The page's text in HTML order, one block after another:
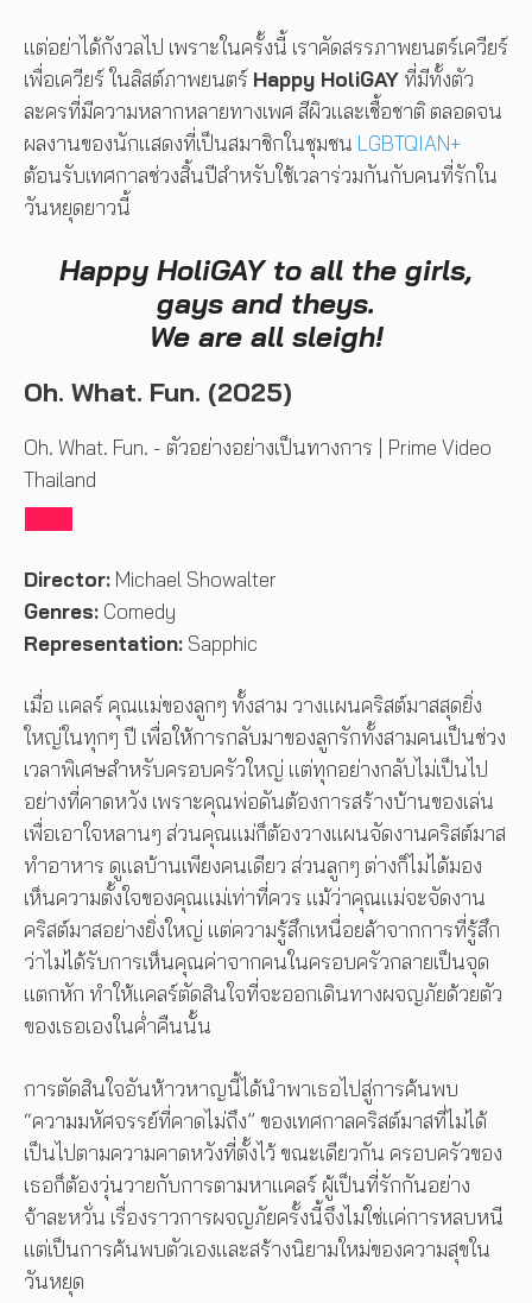
แต่อย่าได้กังวลไป เพราะในครั้งนี้ เราคัดสรรภาพยนตร์เควียร์
เพื่อเควียร์ ในลิสต์ภาพยนตร์ Happy HoliGAY ที่มีทั้งตัว
ละครที่มีความหลากหลายทางเพศ สีผิวและเชื้อชาติ ตลอดจน
ผลงานของนักแสดงที่เป็นสมาชิกในชุมชน LGBTQIAN+
ต้อนรับเทศกาลช่วงสิ้นปีสำหรับใช้เวลาร่วมกันกับคนที่รักใน
วันหยุดยาวนี้
Happy HoliGAY to all the girls,
gays and theys.
We are all sleigh!
Oh. What. Fun. (2025)
Oh. What. Fun. - ตัวอย่างอย่างเป็นทางการ | Prime Video
Thailand
Director: Michael Showalter
Genres: Comedy
Representation: Sapphic
เมื่อ แคลร์ คุณแม่ของลูกๆ ทั้งสาม วางแผนคริสต์มาสสุดยิ่ง
ใหญ่ในทุกๆ ปี เพื่อให้การกลับมาของลูกรักทั้งสามคนเป็นช่วง
เวลาพิเศษสำหรับครอบครัวใหญ่ แต่ทุกอย่างกลับไม่เป็นไป
อย่างที่คาดหวัง เพราะคุณพ่อดันต้องการสร้างบ้านของเล่น
เพื่อเอาใจหลานๆ ส่วนคุณแม่ก็ต้องวางแผนจัดงานคริสต์มาส
ทำอาหาร ดูแลบ้านเพียงคนเดียว ส่วนลูกๆ ต่างก็ไม่ได้มอง
เห็นความตั้งใจของคุณแม่เท่าที่ควร แม้ว่าคุณแม่จะจัดงาน
คริสต์มาสอย่างยิ่งใหญ่ แต่ความรู้สึกเหนื่อยล้าจากการที่รู้สึก
ว่าไม่ได้รับการเห็นคุณค่าจากคนในครอบครัวกลายเป็นจุด
แตกหัก ทำให้แคลร์ตัดสินใจที่จะออกเดินทางผจญภัยด้วยตัว
ของเธอเองในค่ำคืนนั้น
การตัดสินใจอันห้าวหาญนี้ได้นำพาเธอไปสู่การค้นพบ
“ความมหัศจรรย์ที่คาดไม่ถึง” ของเทศกาลคริสต์มาสที่ไม่ได้
เป็นไปตามความคาดหวังที่ตั้งไว้ ขณะเดียวกัน ครอบครัวของ
เธอก็ต้องวุ่นวายกับการตามหาแคลร์ ผู้เป็นที่รักกันอย่าง
จ้าละหวั่น เรื่องราวการผจญภัยครั้งนี้จึงไม่ใช่แค่การหลบหนี
แต่เป็นการค้นพบตัวเองและสร้างนิยามใหม่ของความสุขใน
วันหยุด